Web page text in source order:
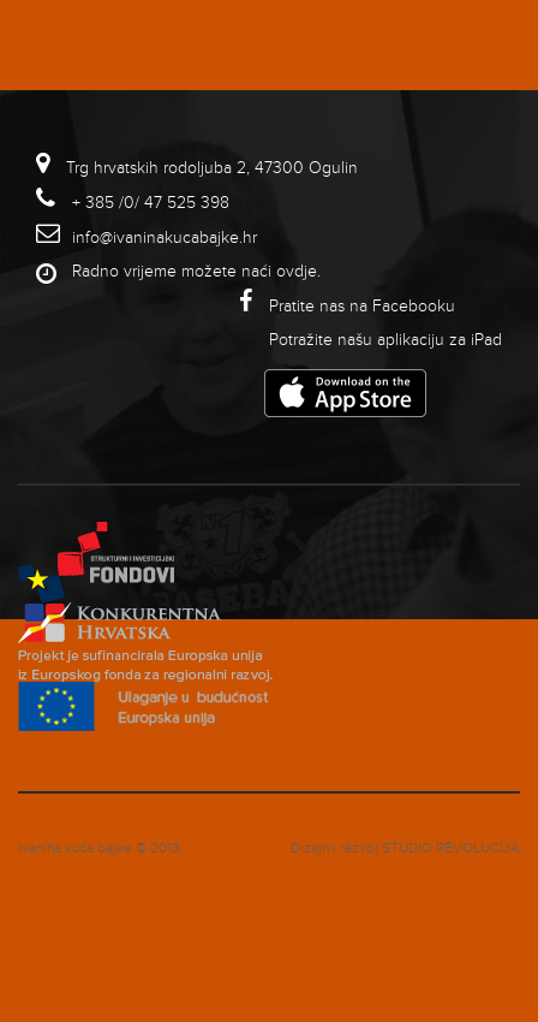
Trg hrvatskih rodoljuba 2, 47300 Ogulin
+ 385 /0/ 47 525 398
info@ivaninakucabajke.hr
Radno vrijeme možete naći ovdje.
Pratite nas na Facebooku
Potražite našu aplikaciju za iPad
Ivanina kuća bajke © 2013. Dizajn i razvoj STUDIO REVOLUCIJA